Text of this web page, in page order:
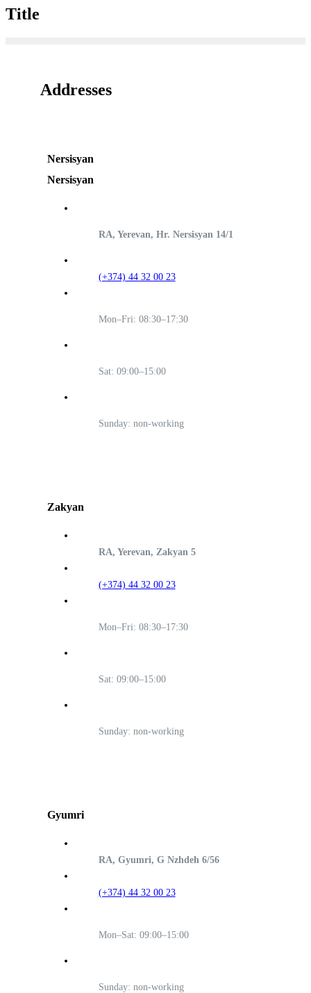
Title
Addresses
Nersisyan
Nersisyan
RA, Yerevan, Hr. Nersisyan 14/1
(+374) 44 32 00 23
Mon–Fri: 08:30–17:30
Sat: 09:00–15:00
Sunday: non-working
Zakyan
RA, Yerevan, Zakyan 5
(+374) 44 32 00 23
Mon–Fri: 08:30–17:30
Sat: 09:00–15:00
Sunday: non-working
Gyumri
RA, Gyumri, G Nzhdeh 6/56
(+374) 44 32 00 23
Mon–Sat: 09:00–15:00
Sunday: non-working